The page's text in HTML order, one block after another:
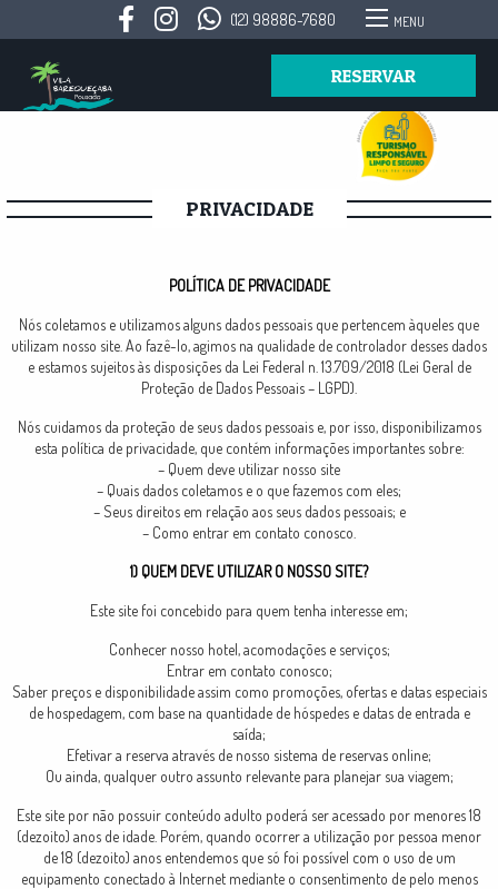
(12) 98886-7680 MENU
RESERVAR
PRIVACIDADE
POLÍTICA DE PRIVACIDADE
Nós coletamos e utilizamos alguns dados pessoais que pertencem àqueles que
utilizam nosso site. Ao fazê-lo, agimos na qualidade de controlador desses dados
e estamos sujeitos às disposições da Lei Federal n. 13.709/2018 (Lei Geral de
Proteção de Dados Pessoais – LGPD).
Nós cuidamos da proteção de seus dados pessoais e, por isso, disponibilizamos
esta política de privacidade, que contém informações importantes sobre:
– Quem deve utilizar nosso site
– Quais dados coletamos e o que fazemos com eles;
– Seus direitos em relação aos seus dados pessoais; e
– Como entrar em contato conosco.
1) QUEM DEVE UTILIZAR O NOSSO SITE?
Este site foi concebido para quem tenha interesse em;
Conhecer nosso hotel, acomodações e serviços;
Entrar em contato conosco;
Saber preços e disponibilidade assim como promoções, ofertas e datas especiais
de hospedagem, com base na quantidade de hóspedes e datas de entrada e
saída;
Efetivar a reserva através de nosso sistema de reservas online;
Ou ainda, qualquer outro assunto relevante para planejar sua viagem;
Este site por não possuir conteúdo adulto poderá ser acessado por menores 18
(dezoito) anos de idade. Porém, quando ocorrer a utilização por pessoa menor
de 18 (dezoito) anos entendemos que só foi possível com o uso de um
equipamento conectado à Internet mediante o consentimento de pelo menos